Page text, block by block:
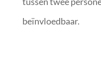
beïnvloedbaar.